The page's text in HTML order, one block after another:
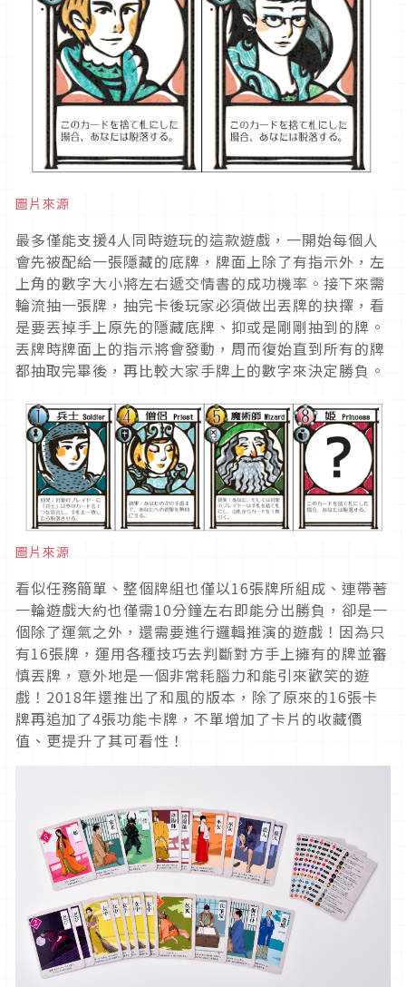
圖片來源
最多僅能支援4人同時遊玩的這款遊戲，一開始每個人
會先被配給一張隱藏的底牌，牌面上除了有指示外，左
上角的數字大小將左右遞交情書的成功機率。接下來需
輪流抽一張牌，抽完卡後玩家必須做出丟牌的抉擇，看
是要丟掉手上原先的隱藏底牌、抑或是剛剛抽到的牌。
丟牌時牌面上的指示將會發動，周而復始直到所有的牌
都抽取完畢後，再比較大家手牌上的數字來決定勝負。
圖片來源
看似任務簡單、整個牌組也僅以16張牌所組成、連帶著
一輪遊戲大約也僅需10分鐘左右即能分出勝負，卻是一
個除了運氣之外，還需要進行邏輯推演的遊戲！因為只
有16張牌，運用各種技巧去判斷對方手上擁有的牌並審
慎丟牌，意外地是一個非常耗腦力和能引來歡笑的遊
戲！2018年還推出了和風的版本，除了原來的16張卡
牌再追加了4張功能卡牌，不單增加了卡片的收藏價
值、更提升了其可看性！